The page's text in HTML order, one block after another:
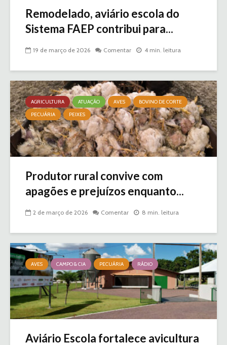
Remodelado, aviário escola do
Sistema FAEP contribui para...
19 de março de 2026 Comentar 4 min. leitura
AGRICULTURA ATUAÇÃO AVES
BOVINO DE CORTE
PECUÁRIA
PEIXES
Produtor rural convive com
apagões e prejuízos enquanto...
2 de março de 2026 Comentar 8 min. leitura
AVES CAMPO & CIA PECUÁRIA RÁDIO
Aviário Escola fortalece avicultura